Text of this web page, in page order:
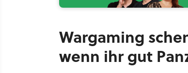
Wargaming
wenn ihr gut